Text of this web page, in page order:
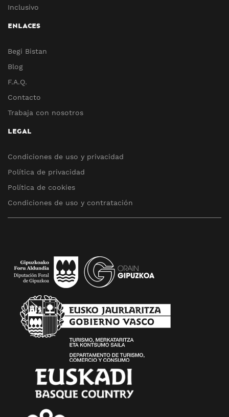
Inclusivo
ENLACES
Begi Bistan
Blog
F.A.Q.
Contacto
Trabaja con nosotros
LEGAL
Condiciones de uso y privacidad
Política de privacidad
Política de cookies
Condiciones de uso y contratación